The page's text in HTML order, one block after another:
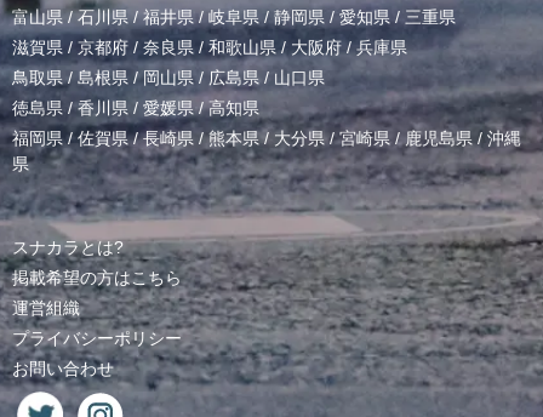
富山県 /石川県/福井県/岐阜県 / 静岡県 / 愛知県 / 三重県
滋賀県 / 京都府 / 奈良県 / 和歌山県/ 大阪府 /兵庫県
鳥取県/ 島根県 /岡山県/ 広島県 / 山口県
徳島県 /香川県 / 愛媛県/高知県
福岡県/佐賀県/長崎県 /熊本県/ 大分県/宮崎県 /鹿児島県 / 沖縄
県
スナカラとは?
掲載希望の方はこちら
運営組織
プライバシーポリシー
お問い合わせ